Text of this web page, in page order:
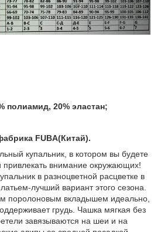
полиамид, 20% эластан;
FUBA(Китай).
купальник, в котором вы будете
привлекать внимание окружающих!
в разноцветной расцветке в
лучший вариант этого сезона.
поролоновым вкладышем идеально,
грудь. Чашка мягкая без
завязываются на шеи и на